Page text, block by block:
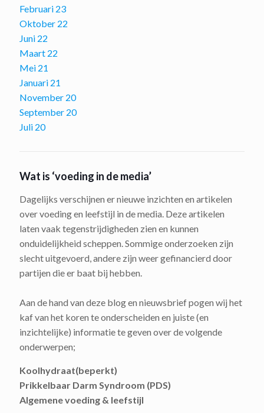
Februari 23
Oktober 22
Juni 22
Maart 22
Mei 21
Januari 21
November 20
September 20
Juli 20
Wat is ‘voeding in de media’
Dagelijks verschijnen er nieuwe inzichten en artikelen
over voeding en leefstijl in de media. Deze artikelen
laten vaak tegenstrijdigheden zien en kunnen
onduidelijkheid scheppen. Sommige onderzoeken zijn
slecht uitgevoerd, andere zijn weer gefinancierd door
partijen die er baat bij hebben.
Aan de hand van deze blog en nieuwsbrief pogen wij het
kaf van het koren te onderscheiden en juiste (en
inzichtelijke) informatie te geven over de volgende
onderwerpen;
Koolhydraat(beperkt)
Prikkelbaar Darm Syndroom (PDS)
Algemene voeding & leefstijl